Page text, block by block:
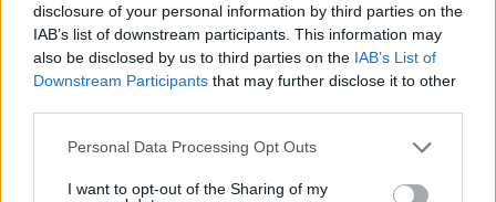
disclosure of your personal information by third parties on the
IAB’s list of downstream participants. This information may
also be disclosed by us to third parties on the IAB’s List of
Downstream Participants that may further disclose it to other
Please note that this website/app uses one or more Google
not limited to your visit or usage behaviour. You may click to
Personal Data Processing Opt Outs
I want to opt-out of the Sharing of my
Πώς διασώθηκε ο 33χρονος από τον
βράχο των 20 μέτρων στη Μήλο, δείτε
φωτογραφίες από την επιχείρηση στη
Φυριπλάκα